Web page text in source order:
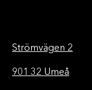
Strömvägen 2
901 32 Umeå